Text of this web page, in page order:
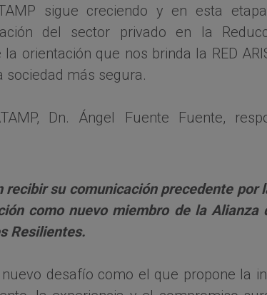
sigue creciendo y en esta
del sector privado en la
orientación que nos brinda la RED
sociedad más segura.
Dn. Ángel Fuente Fuente,
recibir su comunicación precedente por
como nuevo miembro de la Alianza
Resilientes.
desafío como el que propone la